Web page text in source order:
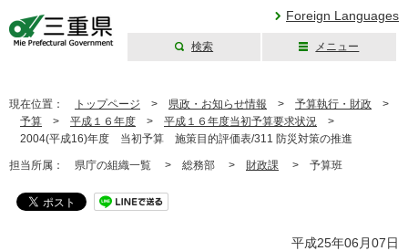
Foreign Languages
検索 メニュー
現在位置： トップページ > 県政・お知らせ情報 > 予算執行・財政 >
予算 > 平成１６年度 > 平成１６年度当初予算要求状況 >
2004(平成16)年度 当初予算 施策目的評価表/311 防災対策の推進
担当所属： 県庁の組織一覧 > 総務部 > 財政課 > 予算班
平成25年06月07日